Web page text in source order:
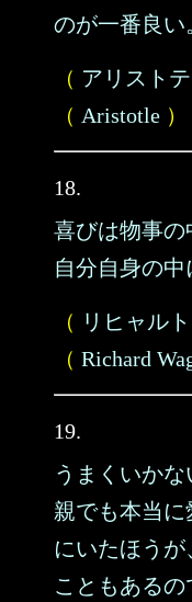
のが一番良い
（ アリスト
（ Aristotle ）
18.
喜びは物事の
自分自身の中
（ リヒャル
（ Richard
19.
うまくいか
親でも本当
にいたほう
こともあるの